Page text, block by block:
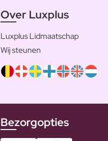
Over Luxplus
Luxplus Lidmaatschap
Wij steunen
Bezorgopties